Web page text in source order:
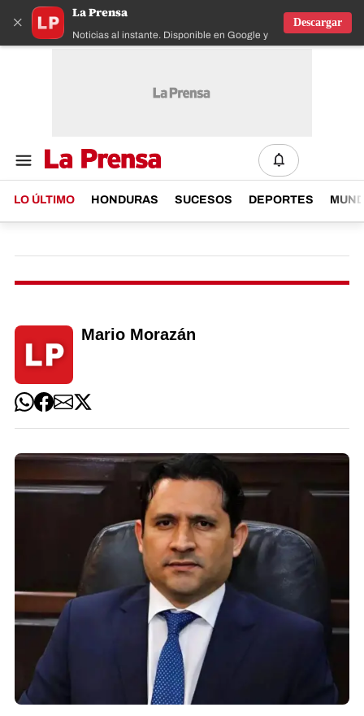
×
La Prensa
Noticias al instante. Disponible en Google y IOS
Descargar
LO ÚLTIMO HONDURAS SUCESOS DEPORTES
Mario Morazán